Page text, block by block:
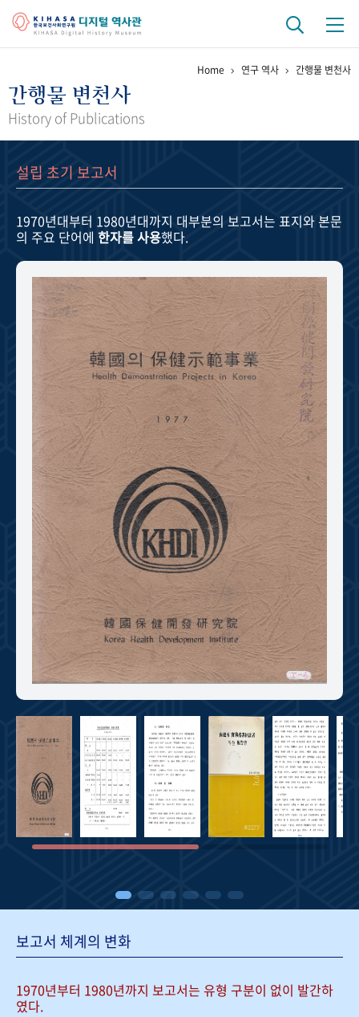
걸어온 길 기관 변천사
정책과 연구 키워드로 보는 연구 역사
연구자들
기록물 아카이브
사진 아카이브 문서 기록물 행정박물 영상 기록물
주년 기념
성과 50선 숫자로 보는 50년 50+1주년 광장
세계와 함께 한 KIHASA
VR 역사관
Home 연구 역사 간행물 변천사
간행물 변천사
History of Publications
설립 초기 보고서
1970년대부터 1980년대까지 대부분의 보고서는 표지와 본문
의 주요 단어에 한자를 사용했다.
보고서 체계의 변화
1970년부터 1980년까지 보고서는 유형 구분이 없이 발간하
였다.